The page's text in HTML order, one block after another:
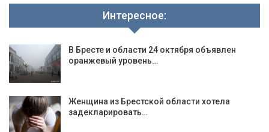
Интересное:
В Бресте и области 24 октября объявлен
оранжевый уровень…
Женщина из Брестской области хотела
задекларировать…